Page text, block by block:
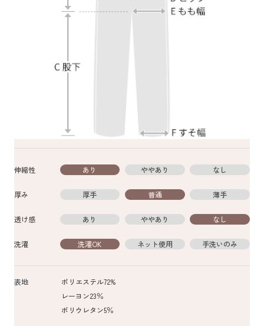
伸縮性 あり ややあり なし
厚み 厚手 普通 薄手
透け感 あり ややあり なし
洗濯 洗濯OK ネット使用 手洗いのみ
表地
ポリエステル72%
レーヨン23％
ポリウレタン5％